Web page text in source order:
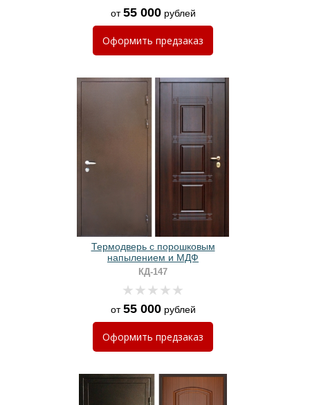
от55 000рублей
Оформить предзаказ
Термодверь с порошковым
напылением и МДФ
КД-147
от55 000рублей
Оформить предзаказ